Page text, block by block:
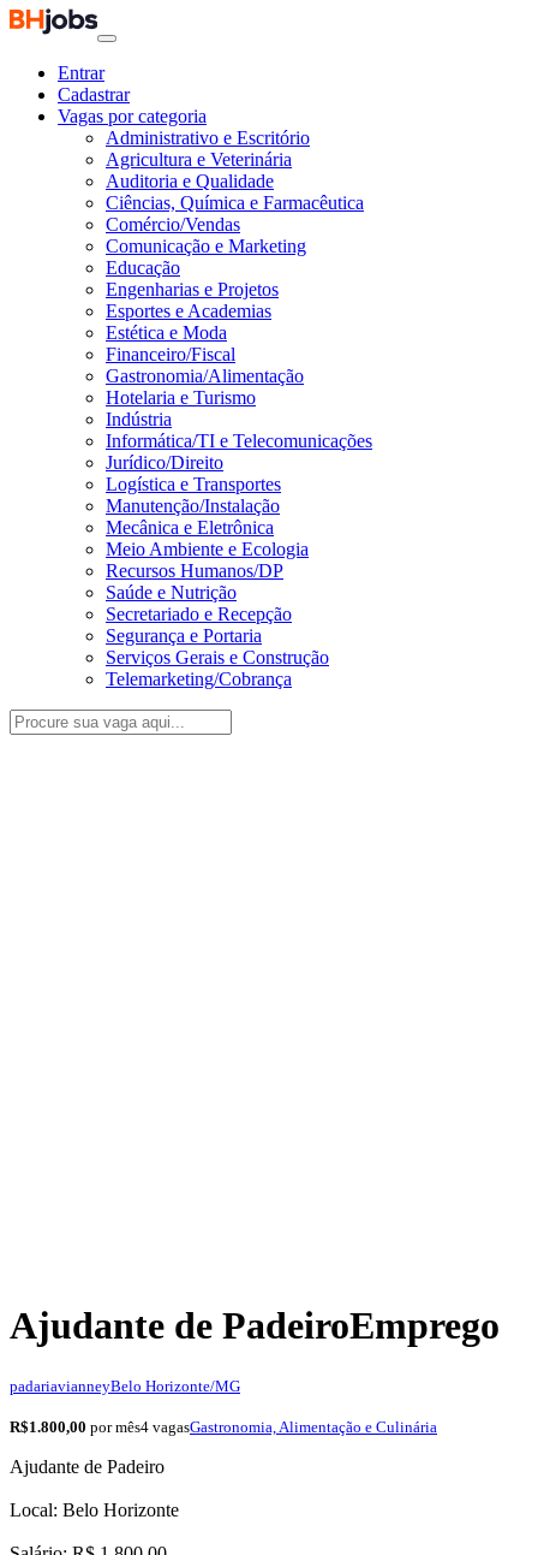
Entrar
Cadastrar
Vagas por categoria
Administrativo e Escritório
Agricultura e Veterinária
Auditoria e Qualidade
Ciências, Química e Farmacêutica
Comércio/Vendas
Comunicação e Marketing
Educação
Engenharias e Projetos
Esportes e Academias
Estética e Moda
Financeiro/Fiscal
Gastronomia/Alimentação
Hotelaria e Turismo
Indústria
Informática/TI e Telecomunicações
Jurídico/Direito
Logística e Transportes
Manutenção/Instalação
Mecânica e Eletrônica
Meio Ambiente e Ecologia
Recursos Humanos/DP
Saúde e Nutrição
Secretariado e Recepção
Segurança e Portaria
Serviços Gerais e Construção
Telemarketing/Cobrança
Ajudante de PadeiroEmprego
padariavianneyBelo Horizonte/MG
R$1.800,00 por mês4 vagasGastronomia, Alimentação e Culinária
Ajudante de Padeiro
Local: Belo Horizonte